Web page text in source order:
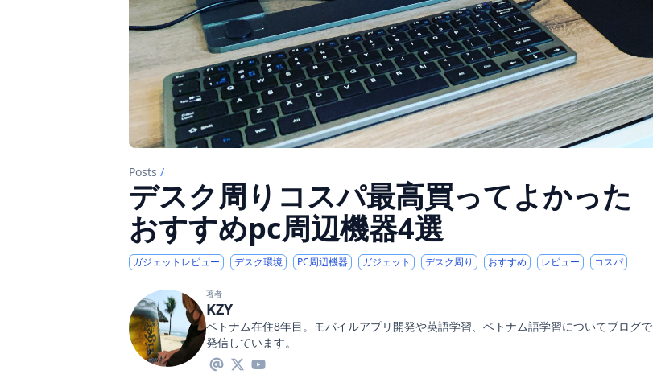
Posts /
デスク周りコスパ最高買ってよかった
おすすめpc周辺機器4選
ガジェットレビュー デスク環境 PC周辺機器 ガジェット デスク周り おすすめ レビュー コスパ
著者
KZY
ベトナム在住8年目。モバイルアプリ開発や英語学習、ベトナム語学習についてブログで
発信しています。